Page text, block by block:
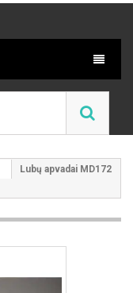
Lubų apvadai MD172